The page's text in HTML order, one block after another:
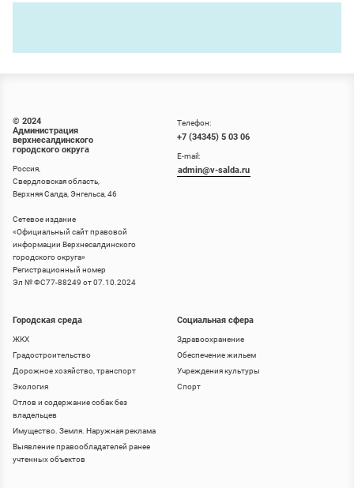
© 2024
Администрация
верхнесалдинского
городского округа
Россия,
Свердловская область,
Верхняя Салда, Энгельса, 46
Сетевое издание
«Официальный сайт правовой
информации Верхнесалдинского
городского округа»
Регистрационный номер
Эл № ФС77-88249 от 07.10.2024
Городская среда
ЖКХ
Градостроительство
Дорожное хозяйство, транспорт
Экология
Отлов и содержание собак без
владельцев
Имущество. Земля. Наружная реклама
Выявление правообладателей ранее
учтенных объектов
Социальная сфера
Здравоохранение
Обеспечение жильем
Учреждения культуры
Спорт
Телефон:
+7 (34345) 5 03 06
E-mail:
admin@v-salda.ru